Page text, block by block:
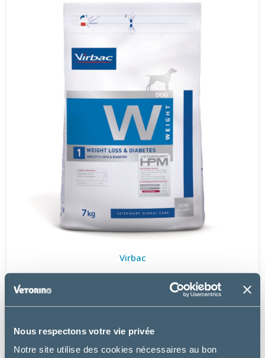
Nous respectons votre vie privée
Notre site utilise des cookies nécessaires au bon
Virbac
W1 - WEIGHT LOSS & DIABETES DOG
à partir de